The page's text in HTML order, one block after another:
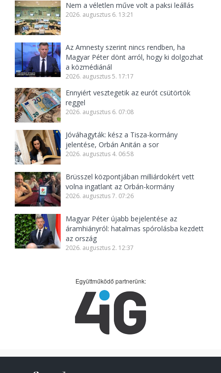
Nem a véletlen műve volt a paksi leállás
2026. augusztus 6. 13:21
Az Amnesty szerint nincs rendben, ha
Magyar Péter dönt arról, hogy ki dolgozhat
a közmédiánál
2026. augusztus 5. 17:17
Ennyiért vesztegetik az eurót csütörtök
reggel
2026. augusztus 6. 07:08
Jóváhagyták: kész a Tisza-kormány
jelentése, Orbán Anitán a sor
2026. augusztus 4. 06:58
Brüsszel központjában milliárdokért vett
volna ingatlant az Orbán-kormány
2026. augusztus 7. 07:26
Magyar Péter újabb bejelentése az
áramhiányról: hatalmas spórolásba kezdett
az ország
2026. augusztus 2. 12:37
Együttműködő partnerünk: